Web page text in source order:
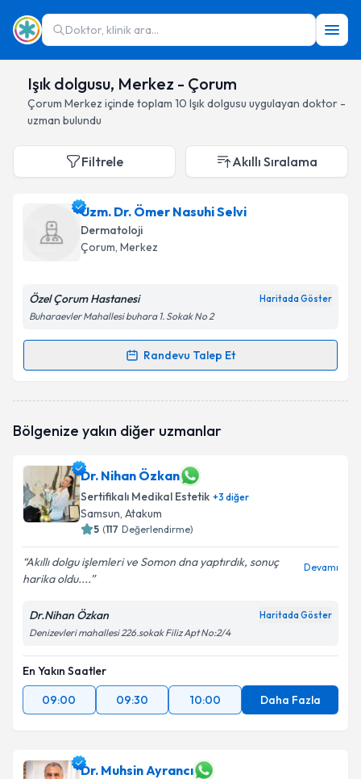
Doktor, klinik ara...
Işık dolgusu, Merkez - Çorum
Çorum Merkez içinde toplam 10 Işık dolgusu uygulayan doktor -
uzman bulundu
Filtrele Akıllı Sıralama
Uzm. Dr. Ömer Nasuhi Selvi
Dermatoloji
Çorum, Merkez
Özel Çorum Hastanesi Haritada Göster
Buharaevler Mahallesi buhara 1. Sokak No 2
Randevu Talep Et
Randevu Takvimi Talebi
talebi oluşturun. Size bu uzmandan randevu almanız
bilgilendireceğiz.
E-posta Adresiniz
Kişisel verilerimin işlenmesine ilişkin
kapsamda işlenmesini kabul ediyorum.
Takvim Talebini Gönder
Bölgenize yakın diğer uzmanlar
Dr. Nihan Özkan
Sertifikalı Medikal Estetik +3 diğer
Samsun, Atakum
5 (117 Değerlendirme)
Akıllı dolgu işlemleri ve Somon dna yaptırdık, sonuç
harika oldu....
Devamı
Dr.Nihan Özkan Haritada Göster
Denizevleri mahallesi 226.sokak Filiz Apt No:2/4
En Yakın Saatler
09:00
09:30 10:00 Daha Fazla
Dr. Muhsin Ayrancı